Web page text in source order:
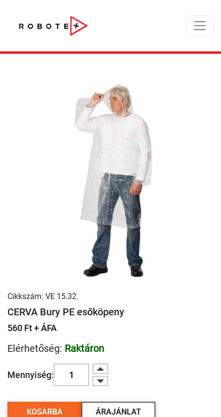
Cikkszám: VE 15.32.
CERVA Bury PE esőköpeny
560 Ft + ÁFA
Elérhetőség: Raktáron
Mennyiség:
KOSÁRBA ÁRAJÁNLAT